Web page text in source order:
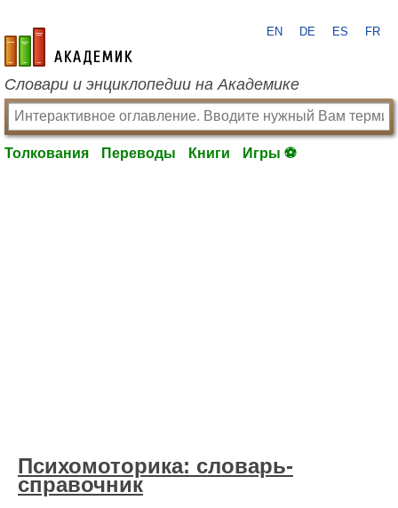
academic.ru
EN DE ES FR
Словари и энциклопедии на Академике
Толкования Переводы Книги Игры ⚽
Психомоторика: cловарь-
справочник